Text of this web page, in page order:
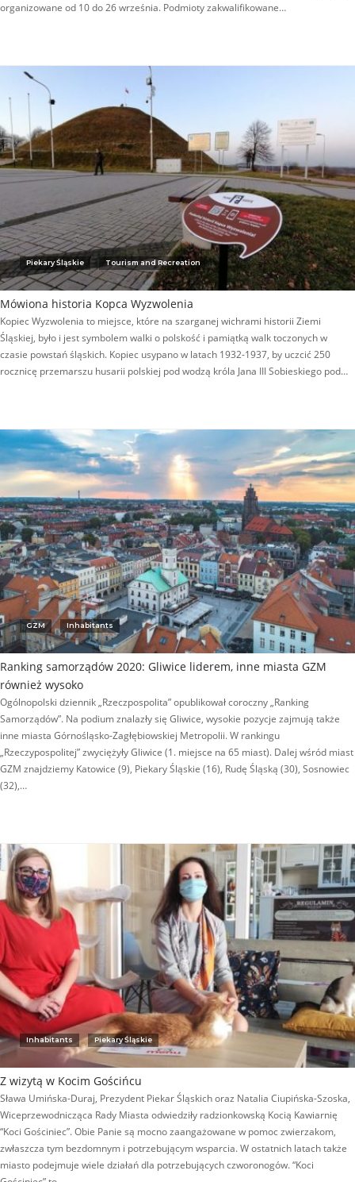
organizowane od 10 do 26 września. Podmioty zakwalifikowane…
Piekary Śląskie Tourism and Recreation
Mówiona historia Kopca Wyzwolenia
Kopiec Wyzwolenia to miejsce, które na szarganej wichrami historii Ziemi
Śląskiej, było i jest symbolem walki o polskość i pamiątką walk toczonych w
czasie powstań śląskich. Kopiec usypano w latach 1932-1937, by uczcić 250
rocznicę przemarszu husarii polskiej pod wodzą króla Jana III Sobieskiego pod…
GZM Inhabitants
Ranking samorządów 2020: Gliwice liderem, inne miasta GZM
również wysoko
Ogólnopolski dziennik „Rzeczpospolita” opublikował coroczny „Ranking
Samorządów”. Na podium znalazły się Gliwice, wysokie pozycje zajmują także
inne miasta Górnośląsko-Zagłębiowskiej Metropolii. W rankingu
„Rzeczypospolitej” zwyciężyły Gliwice (1. miejsce na 65 miast). Dalej wśród miast
GZM znajdziemy Katowice (9), Piekary Śląskie (16), Rudę Śląską (30), Sosnowiec
(32),…
Inhabitants Piekary Śląskie
Z wizytą w Kocim Gościńcu
Sława Umińska-Duraj, Prezydent Piekar Śląskich oraz Natalia Ciupińska-Szoska,
Wiceprzewodnicząca Rady Miasta odwiedziły radzionkowską Kocią Kawiarnię
“Koci Gościniec”. Obie Panie są mocno zaangażowane w pomoc zwierzakom,
zwłaszcza tym bezdomnym i potrzebującym wsparcia. W ostatnich latach także
miasto podejmuje wiele działań dla potrzebujących czworonogów. “Koci